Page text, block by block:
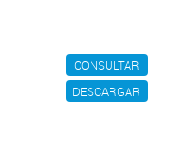
CONSULTAR
DESCARGAR